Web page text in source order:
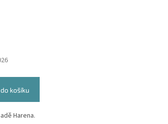
košíku
Harena.